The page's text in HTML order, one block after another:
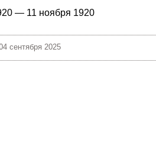
— 11 ноября 1920
сентября 2025